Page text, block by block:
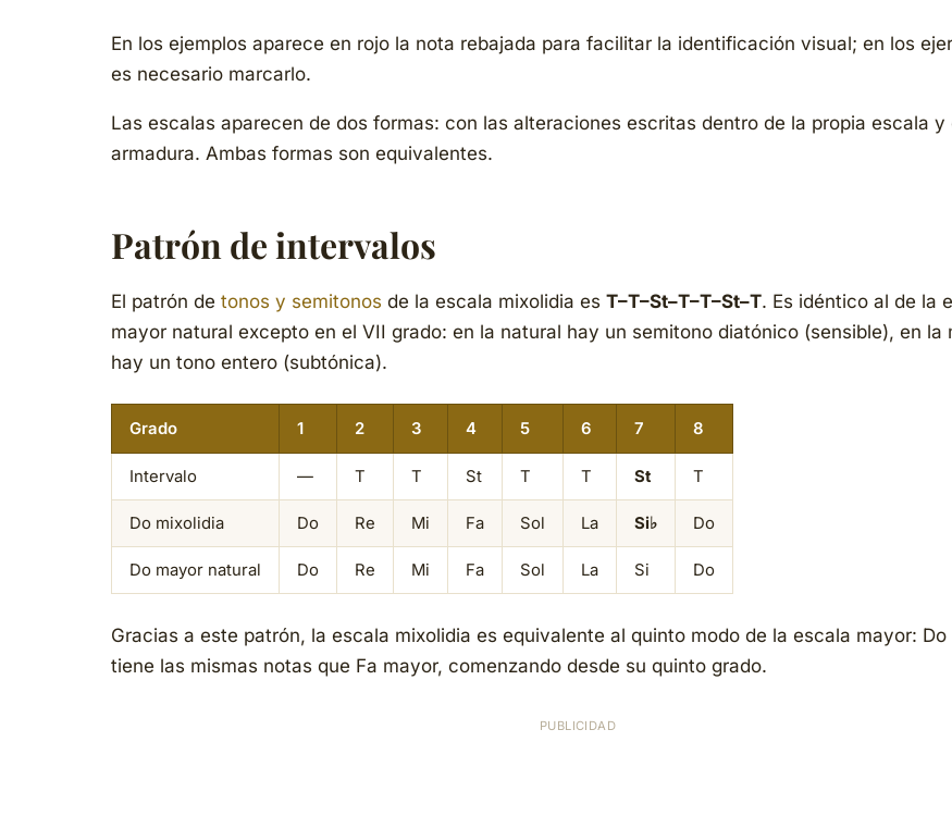
En los ejemplos aparece en rojo la nota rebajada para facilitar la identificación visual; en los
es necesario marcarlo.
Las escalas aparecen de dos formas: con las alteraciones escritas dentro de la propia escala y
armadura. Ambas formas son equivalentes.
Patrón de intervalos
El patrón de tonos y semitonos de la escala mixolidia es T–T–St–T–T–St–T. Es idéntico al de la
mayor natural excepto en el VII grado: en la natural hay un semitono diatónico (sensible), en la
hay un tono entero (subtónica).
Grado 1 2 3 4 5 6 7 8
Intervalo — T T St T T St T
Do mixolidia Do Re Mi Fa Sol La Si♭ Do
Do mayor natural Do Re Mi Fa Sol La Si Do
Gracias a este patrón, la escala mixolidia es equivalente al quinto modo de la escala mayor: Do
tiene las mismas notas que Fa mayor, comenzando desde su quinto grado.